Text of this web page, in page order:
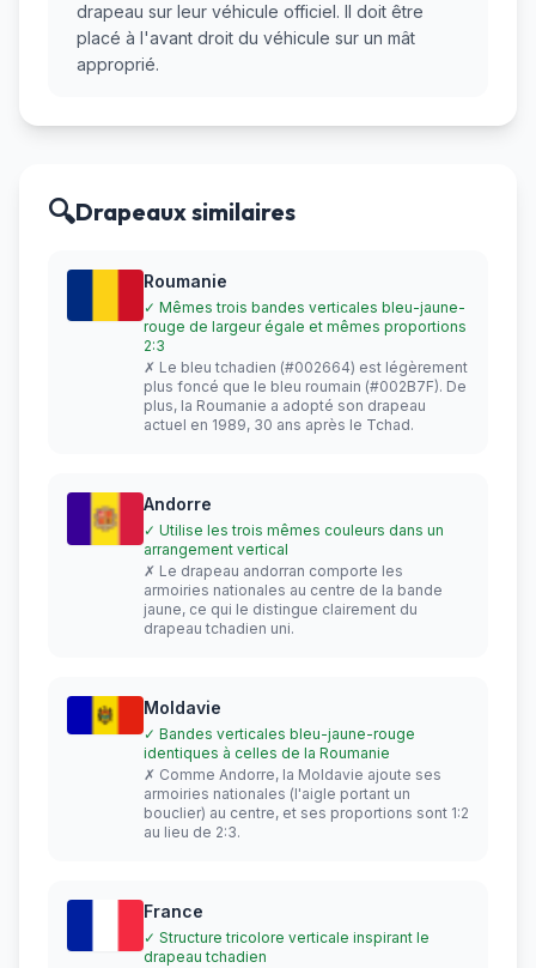
drapeau sur leur véhicule officiel. Il doit être
placé à l'avant droit du véhicule sur un mât
approprié.
🔍Drapeaux similaires
Roumanie
✓ Mêmes trois bandes verticales bleu-jaune-
rouge de largeur égale et mêmes proportions
2:3
✗ Le bleu tchadien (#002664) est légèrement
plus foncé que le bleu roumain (#002B7F). De
plus, la Roumanie a adopté son drapeau
actuel en 1989, 30 ans après le Tchad.
Andorre
✓ Utilise les trois mêmes couleurs dans un
arrangement vertical
✗ Le drapeau andorran comporte les
armoiries nationales au centre de la bande
jaune, ce qui le distingue clairement du
drapeau tchadien uni.
Moldavie
✓ Bandes verticales bleu-jaune-rouge
identiques à celles de la Roumanie
✗ Comme Andorre, la Moldavie ajoute ses
armoiries nationales (l'aigle portant un
bouclier) au centre, et ses proportions sont 1:2
au lieu de 2:3.
France
✓ Structure tricolore verticale inspirant le
drapeau tchadien